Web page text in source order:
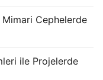
Mimari Cephelerde
ile Projelerde